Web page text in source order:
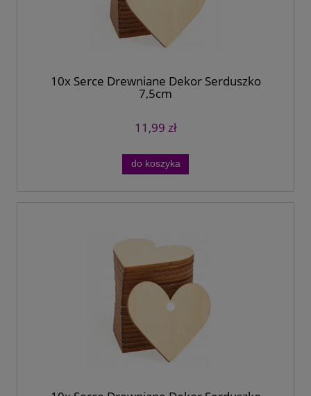
10x Serce Drewniane Dekor Serduszko
7,5cm
11,99 zł
do koszyka